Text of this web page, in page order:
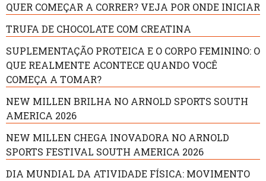
QUER COMEÇAR A CORRER? VEJA POR ONDE INICIAR
TRUFA DE CHOCOLATE COM CREATINA
SUPLEMENTAÇÃO PROTEICA E O CORPO FEMININO: O
QUE REALMENTE ACONTECE QUANDO VOCÊ
COMEÇA A TOMAR?
NEW MILLEN BRILHA NO ARNOLD SPORTS SOUTH
AMERICA 2026
NEW MILLEN CHEGA INOVADORA NO ARNOLD
SPORTS FESTIVAL SOUTH AMERICA 2026
DIA MUNDIAL DA ATIVIDADE FÍSICA: MOVIMENTO